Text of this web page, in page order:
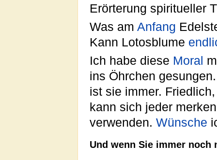
Erörterung spiritueller
Was am Anfang
Kann Lotosblume
Ich habe diese Moral
ins Öhrchen
ist sie immer.
kann sich jeder
verwenden. Wünsche
Und wenn Sie immer